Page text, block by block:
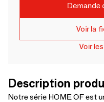
Demande
Voir la
Voir
Description
Notre série HOME OF est